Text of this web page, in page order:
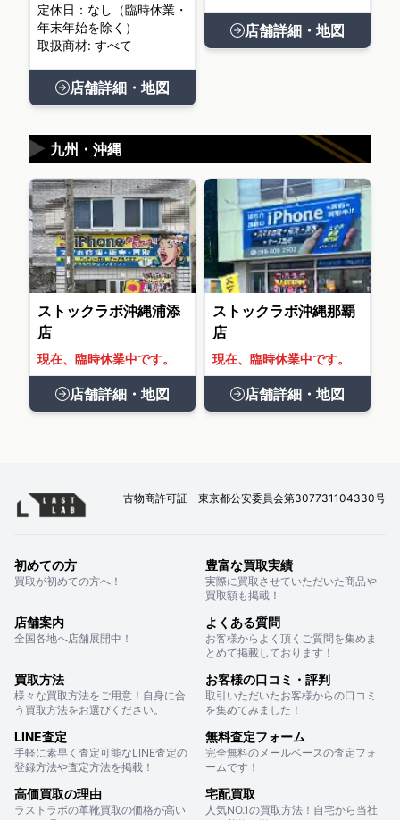
定休日：なし（臨時休業・
年末年始を除く）
取扱商材: すべて
店舗詳細・地図
店舗詳細・地図
九州・沖縄
▶
ストックラボ沖縄浦添
店
現在、臨時休業中です。
店舗詳細・地図
ストックラボ沖縄那覇
店
現在、臨時休業中です。
店舗詳細・地図
古物商許可証 東京都公安委員会第307731104330号
初めての方
買取が初めての方へ！
豊富な買取実績
実際に買取させていただいた商品や
買取額も掲載！
店舗案内
全国各地へ店舗展開中！
よくある質問
お客様からよく頂くご質問を集めま
とめて掲載しております！
買取方法
様々な買取方法をご用意！自身に合
う買取方法をお選びください。
お客様の口コミ・評判
取引いただいたお客様からの口コミ
を集めてみました！
LINE査定
手軽に素早く査定可能なLINE査定の
登録方法や査定方法を掲載！
無料査定フォーム
完全無料のメールベースの査定フォ
ームです！
高価買取の理由
ラストラボの革靴買取の価格が高い
宅配買取
人気NO.1の買取方法！自宅から当社